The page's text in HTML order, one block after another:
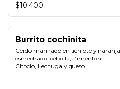
$10.400
Burrito cochinita
Cerdo marinado en achiote y naranja
esmechado, cebolla, Pimentón,
Choclo, Lechuga y queso.